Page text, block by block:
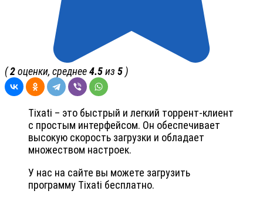
(2оценки, среднее4.5из 5 )
Tixati – это быстрый и легкий торрент-клиент
с простым интерфейсом. Он обеспечивает
высокую скорость загрузки и обладает
множеством настроек.
У нас на сайте вы можете загрузить
программу Tixati бесплатно.